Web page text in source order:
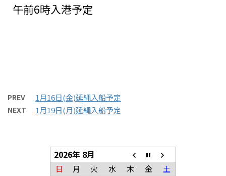
午前6時入港予定
PREV 1月16日(金)延縄入船予定
NEXT 1月19日(月)延縄入船予定
2026年 8月
日 月 火 水 木 金 土